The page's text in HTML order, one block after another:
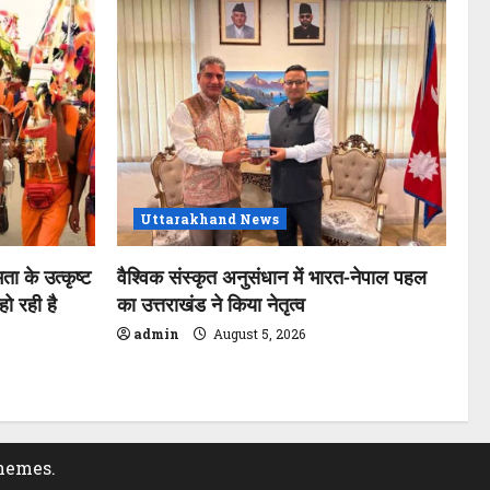
के उत्कृष्ट
रही है
Uttarakhand News
वैश्विक संस्कृत अनुसंधान में भारत-नेपाल पहल
का उत्तराखंड ने किया नेतृत्व
admin August 5, 2026